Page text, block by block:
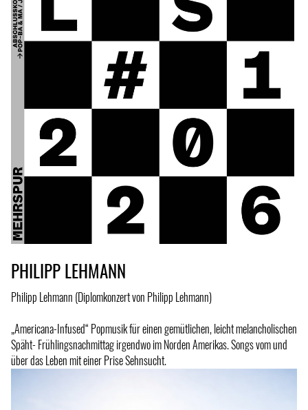
PHILIPP LEHMANN
Philipp Lehmann (Diplomkonzert von Philipp Lehmann)
„Americana-Infused“ Popmusik für einen gemütlichen, leicht melancholischen
Späht- Frühlingsnachmittag irgendwo im Norden Amerikas. Songs vom und
über das Leben mit einer Prise Sehnsucht.